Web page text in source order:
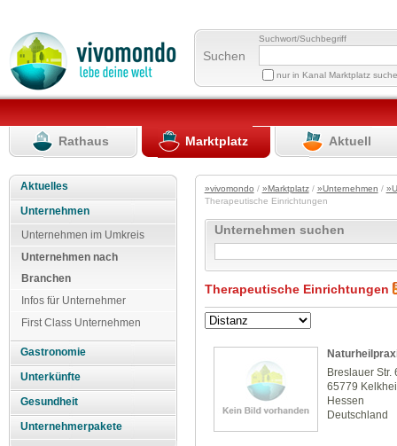
Suchen
Suchwort/Suchbegriff
nur in Kanal Marktplatz
Rathaus Marktplatz Aktuell
Aktuelles
Unternehmen
Unternehmen im Umkreis
Unternehmen nach
Branchen
Infos für Unternehmer
First Class Unternehmen
Gastronomie
Unterkünfte
Gesundheit
Unternehmerpakete
»vivomondo / »Marktplatz/ »Unternehmen /
Therapeutische Einrichtungen
Unternehmen suchen
Therapeutische Einrichtungen
Breslauer Str.
65779
Hessen
Deutschland